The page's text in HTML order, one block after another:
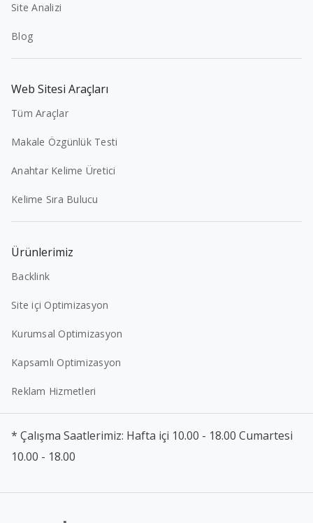
Site Analizi
Blog
Web Sitesi Araçları
Tüm Araçlar
Makale Özgünlük Testi
Anahtar Kelime Üretici
Kelime Sıra Bulucu
Ürünlerimiz
Backlink
Site içi Optimizasyon
Kurumsal Optimizasyon
Kapsamlı Optimizasyon
Reklam Hizmetleri
* Çalışma Saatlerimiz: Hafta içi 10.00 - 18.00 Cumartesi
10.00 - 18.00